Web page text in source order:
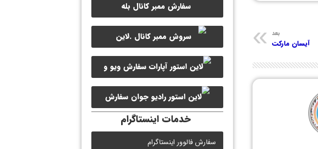
بعد
آیسان مارکت
سفارش ممبر کانال بله
سفارش ممبر کانال سروش
سفارش ویو و
لایک ویدیو آپارات
سفارش
لایک رادیو جوان
خدمات اینستاگرام
سفارش فالوور اینستاگرام